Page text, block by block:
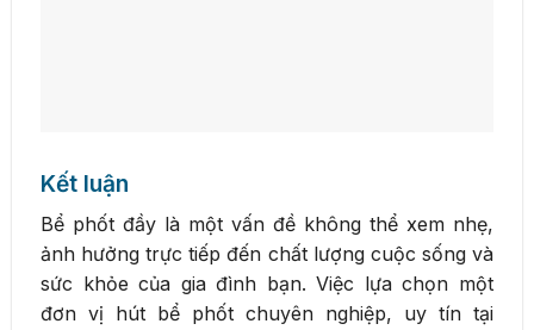
Kết luận
Bể phốt đầy là một vấn đề không thể xem nhẹ,
ảnh hưởng trực tiếp đến chất lượng cuộc sống và
sức khỏe của gia đình bạn. Việc lựa chọn một
đơn vị hút bể phốt chuyên nghiệp, uy tín tại